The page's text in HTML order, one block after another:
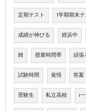
定期テスト 1学期期末
成績が伸びる 姪浜中
雑 授業時間帯 頑張
試験時間 覚悟 答案
受験生 私立高校 i